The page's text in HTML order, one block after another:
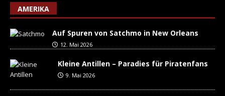
AMERIKA
Auf Spuren von Satchmo in New Orleans
12. Mai 2026
Kleine Antillen – Paradies für Piratenfans
9. Mai 2026